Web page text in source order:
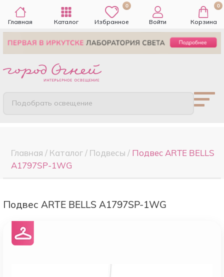
Главная Каталог
0
Избранное Войти
0
Корзина
Подобрать освещение
Главная / Каталог/ Подвесы / Подвес ARTE BELLS
A1797SP-1WG
Подвес ARTE BELLS A1797SP-1WG